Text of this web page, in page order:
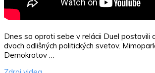
Dnes sa oproti sebe v relácii Duel postavili
dvoch odlišných politických svetov.
Demokratov …